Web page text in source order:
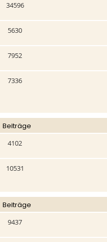
34596
5630
7952
7336
Beiträge
4102
10531
Beiträge
9437